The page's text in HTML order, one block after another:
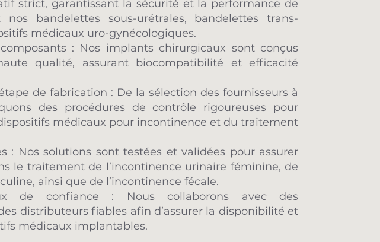
strict, garantissant la sécurité et la performance de
bandelettes sous-urétrales, bandelettes trans-
médicaux uro-gynécologiques.
: Nos implants chirurgicaux sont conçus
qualité, assurant biocompatibilité et efficacité
de fabrication : De la sélection des fournisseurs à
des procédures de contrôle rigoureuses pour
médicaux pour incontinence et du traitement
: Nos solutions sont testées et validées pour assurer
le traitement de l’incontinence urinaire féminine, de
ainsi que de l’incontinence fécale.
de confiance : Nous collaborons avec des
distributeurs fiables afin d’assurer la disponibilité et
médicaux implantables.